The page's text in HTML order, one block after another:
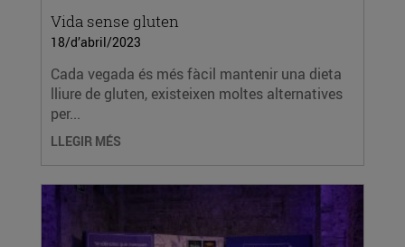
Vida sense gluten
18/d’abril/2023
Cada vegada és més fàcil mantenir una dieta
lliure de gluten, existeixen moltes alternatives
per...
LLEGIR MÉS